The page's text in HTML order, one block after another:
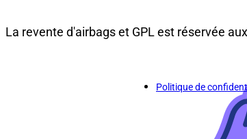
La revente d'airbags et GPL est réservée
Politique de